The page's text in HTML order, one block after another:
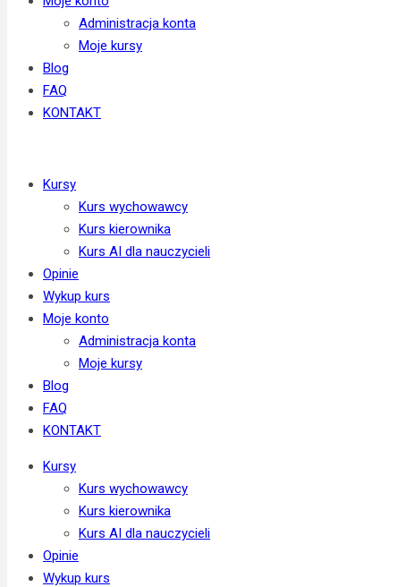
Administracja konta
Moje kursy
Blog
FAQ
KONTAKT
Kursy
Kurs wychowawcy
Kurs kierownika
Kurs AI dla nauczycieli
Opinie
Wykup kurs
Moje konto
Administracja konta
Moje kursy
Blog
FAQ
KONTAKT
Kursy
Kurs wychowawcy
Kurs kierownika
Kurs AI dla nauczycieli
Opinie
Wykup kurs